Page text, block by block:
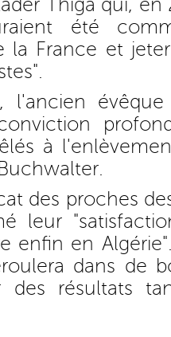
Thiga qui, en
été
la France et
l'ancien
à
des proches
leur
enfin en
dans de
des résultats